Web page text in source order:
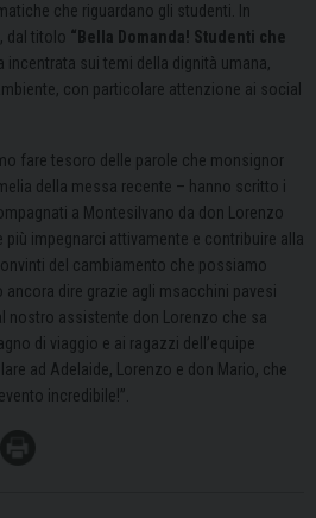
che riguardano gli studenti. In
dal titolo “Bella Domanda! Studenti che
incentrata sui temi della dignità umana,
con particolare attenzione ai social
fare tesoro delle parole che monsignor
della messa recente – hanno scritto i
a Montesilvano da don Lorenzo
più impegnarci attivamente e contribuire alla
del cambiamento che possiamo
dire grazie agli msacchini pavesi
nostro assistente don Lorenzo che sa
di viaggio e ai ragazzi dell’equipe
ad Adelaide, Lorenzo e don Mario, che
incredibile!”.